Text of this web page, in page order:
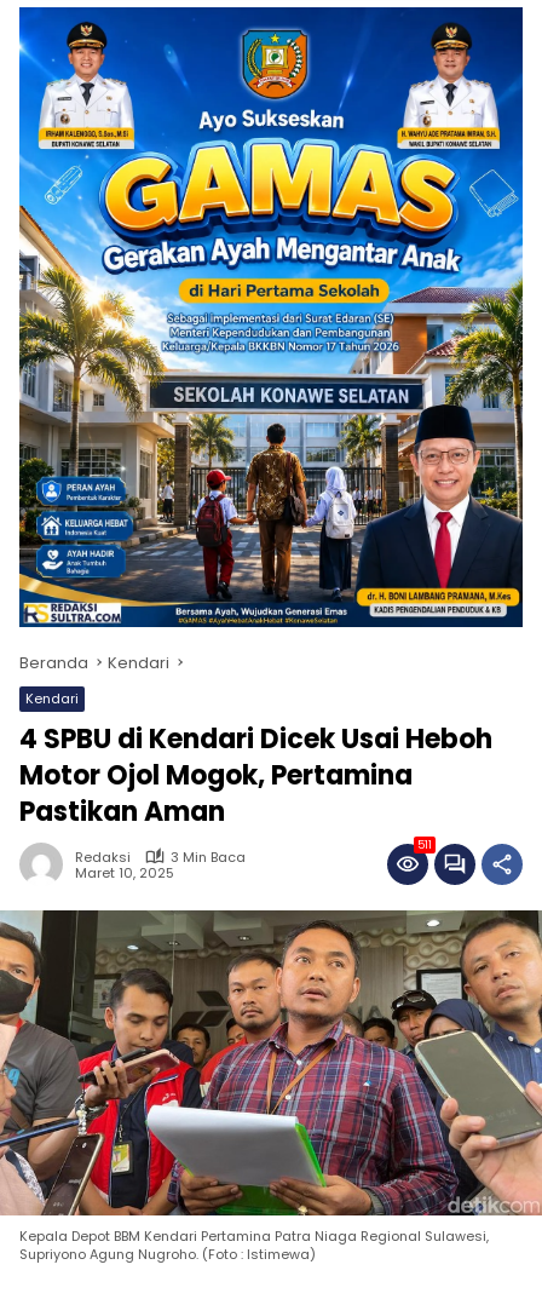
Beranda Kendari
Kendari
4 SPBU di Kendari Dicek Usai Heboh
Motor Ojol Mogok, Pertamina
Pastikan Aman
Redaksi
3 Min Baca
Maret 10, 2025
511
Kepala Depot BBM Kendari Pertamina Patra Niaga Regional Sulawesi,
Supriyono Agung Nugroho. (Foto : Istimewa)